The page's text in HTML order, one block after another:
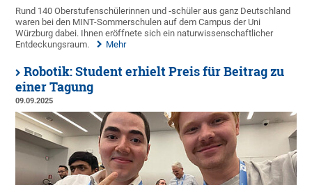
Rund 140 Oberstufenschülerinnen und ‑schüler aus ganz Deutschland
waren bei den MINT-Sommerschulen auf dem Campus der Uni
Würzburg dabei. Ihnen eröffnete sich ein naturwissenschaftlicher
Entdeckungsraum.
Mehr
Robotik: Student erhielt Preis für Beitrag zu
einer Tagung
09.09.2025